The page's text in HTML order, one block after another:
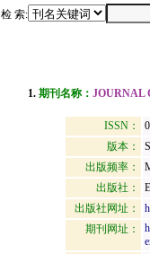
检 索:
1. 期刊名称： JOURNAL
ISSN：
版本：
出版频率：
出版社：
出版社网址：
期刊网址：